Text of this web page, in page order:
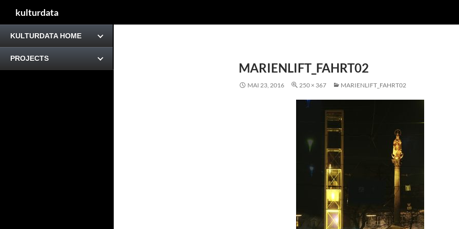
kulturdata
MARIENLIFT_FAHRT02
MAI 23, 2016 250 × 367 MARIENLIFT_FAHRT02
KULTURDATA HOME
PROJECTS